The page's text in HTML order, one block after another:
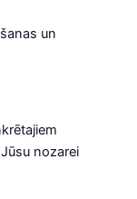
un
nozarei